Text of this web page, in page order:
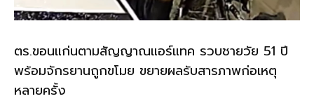
ตร.ขอนแก่นตามสัญญาณแอร์แทค รวบชายวัย 51 ปี
พร้อมจักรยานถูกขโมย ขยายผลรับสารภาพก่อเหตุ
หลายครั้ง